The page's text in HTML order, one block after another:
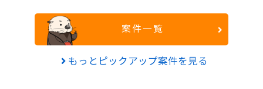
案件一覧
もっとピックアップ案件を見る